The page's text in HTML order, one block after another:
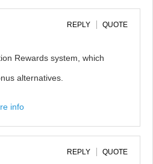
REPLY QUOTE
Rewards system, which
alternatives.
info
REPLY QUOTE